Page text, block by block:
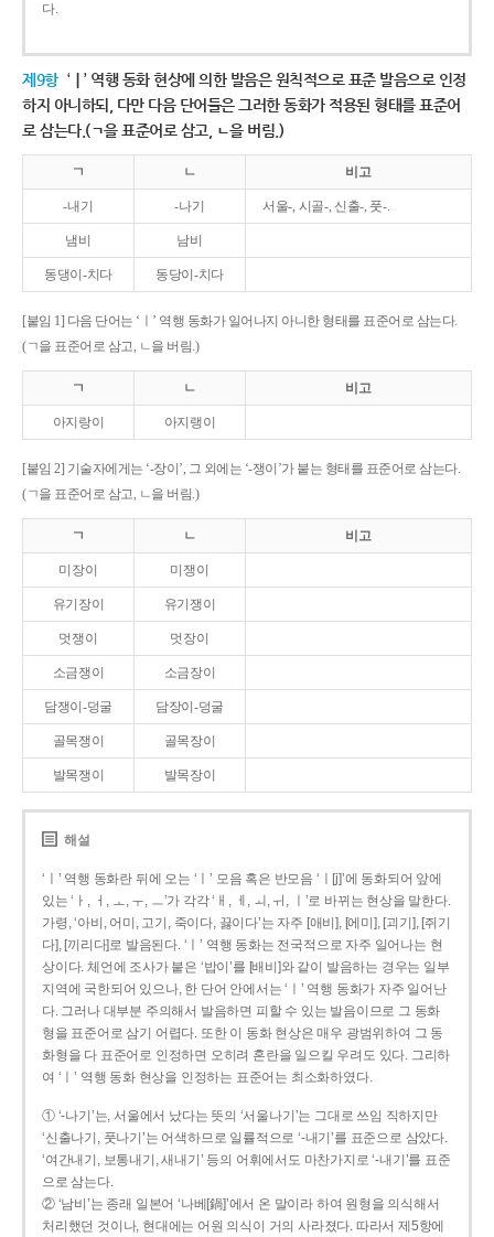
다.
제9항 ‘ㅣ’ 역행 동화 현상에 의한 발음은 원칙적으로 표준 발음으로 인정
하지 아니하되, 다만 다음 단어들은 그러한 동화가 적용된 형태를 표준어
로 삼는다.(ㄱ을 표준어로 삼고, ㄴ을 버림.)
ㄱ ㄴ 비고
-내기 -나기 서울-, 시골-, 신출-, 풋-.
냄비 남비
동댕이-치다 동당이-치다
[붙임 1] 다음 단어는 ‘ㅣ’ 역행 동화가 일어나지 아니한 형태를 표준어로 삼는다.
(ㄱ을 표준어로 삼고, ㄴ을 버림.)
ㄱ ㄴ 비고
아지랑이 아지랭이
[붙임 2] 기술자에게는 ‘-장이’, 그 외에는 ‘-쟁이’가 붙는 형태를 표준어로 삼는다.
(ㄱ을 표준어로 삼고, ㄴ을 버림.)
ㄱ ㄴ 비고
미장이 미쟁이
유기장이 유기쟁이
멋쟁이 멋장이
소금쟁이 소금장이
담쟁이-덩굴 담장이-덩굴
골목쟁이 골목장이
발목쟁이 발목장이
해설
‘ㅣ’ 역행 동화란 뒤에 오는 ‘ㅣ’ 모음 혹은 반모음 ‘ㅣ[j]’에 동화되어 앞에
있는 ‘ㅏ, ㅓ, ㅗ, ㅜ, ㅡ’가 각각 ‘ㅐ, ㅔ, ㅚ, ㅟ, ㅣ’로 바뀌는 현상을 말한다.
가령, ‘아비, 어미, 고기, 죽이다, 끓이다’는 자주 [애비], [에미], [괴기], [쥐기
다], [끼리다]로 발음된다. ‘ㅣ’ 역행 동화는 전국적으로 자주 일어나는 현
상이다. 체언에 조사가 붙은 ‘밥이’를 [배비]와 같이 발음하는 경우는 일부
지역에 국한되어 있으나, 한 단어 안에서는 ‘ㅣ’ 역행 동화가 자주 일어난
다. 그러나 대부분 주의해서 발음하면 피할 수 있는 발음이므로 그 동화
형을 표준어로 삼기 어렵다. 또한 이 동화 현상은 매우 광범위하여 그 동
화형을 다 표준어로 인정하면 오히려 혼란을 일으킬 우려도 있다. 그리하
여 ‘ㅣ’ 역행 동화 현상을 인정하는 표준어는 최소화하였다.
① ‘-나기’는, 서울에서 났다는 뜻의 ‘서울나기’는 그대로 쓰임 직하지만
‘신출나기, 풋나기’는 어색하므로 일률적으로 ‘-내기’를 표준으로 삼았다.
‘여간내기, 보통내기, 새내기’ 등의 어휘에서도 마찬가지로 ‘-내기’를 표준
으로 삼는다.
② ‘남비’는 종래 일본어 ‘나베[鍋]’에서 온 말이라 하여 원형을 의식해서
처리했던 것이나, 현대에는 어원 의식이 거의 사라졌다. 따라서 제5항에